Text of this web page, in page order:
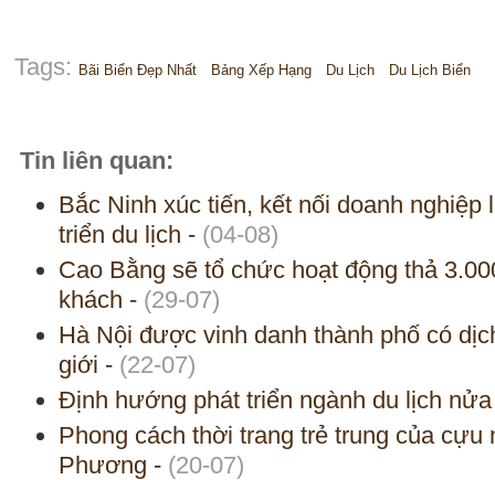
Tags: Bãi Biển Đẹp Nhất Bảng Xếp Hạng Du Lịch Du Lịch Biển
Tin liên quan:
Bắc Ninh xúc tiến, kết nối doanh nghiệp
triển du lịch - (04-08)
Cao Bằng sẽ tổ chức hoạt động thả
khách - (29-07)
Hà Nội được vinh danh thành phố có
giới - (22-07)
Định hướng phát triển ngành du lịch
Phong cách thời trang trẻ trung của
Phương - (20-07)